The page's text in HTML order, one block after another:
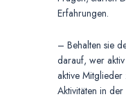
Erfahrungen.
– Behalten sie
darauf, wer
aktive
Aktivitäten in